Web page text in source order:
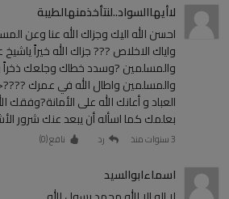
لاأيهاالسواد..لنتأخذمنهالطيبة
احسن الله اليك وجزاك الله عنا وعن
واياك الاخلاص ??? جزاك الله خيراً
والمسلمين ?وسدد خطاك وجلعك ذخراً
العباد و أعانك الله على
بعلمك كما اسأله أن يبعد عنك شرور
3 سنوات منذ رد نافع (0
)
اسماءابوالسيد